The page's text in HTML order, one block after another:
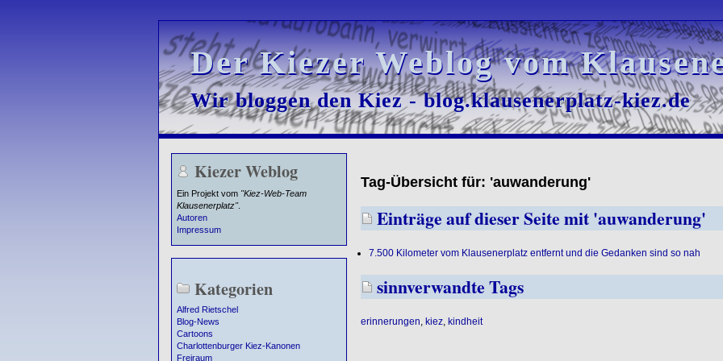
Der Kiezer Weblog vom
Der Kiezer Weblog vom
Wir bloggen den Kiez - blog.klausenerplatz-kiez.de
Wir bloggen den Kiez - blog.klausenerplatz-kiez.de
Kiezer Weblog
Ein Projekt vom "Kiez-Web-Team
Klausenerplatz".
Autoren
Impressum
Kategorien
Alfred Rietschel
Blog-News
Cartoons
Charlottenburger Kiez-Kanonen
Freiraum
Tag-Übersicht für: 'auwanderung'
Einträge auf dieser Seite mit 'auwanderung'
7.500 Kilometer vom Klausenerplatz entfernt und die Gedanken sind so nah
sinnverwandte Tags
erinnerungen kiez, kindheit